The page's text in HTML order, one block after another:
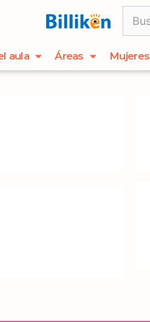
aula Áreas Mujeres